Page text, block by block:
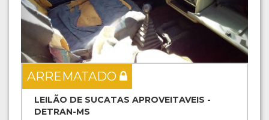
ARREMATADO
LEILÃO DE SUCATAS APROVEITAVEIS -
DETRAN-MS